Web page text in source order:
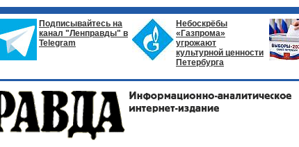
Подписывайтесь на
канал "Ленправды" в
Telegram
Небоскрёбы
«Газпрома»
угрожают
культурной ценности
Петербурга